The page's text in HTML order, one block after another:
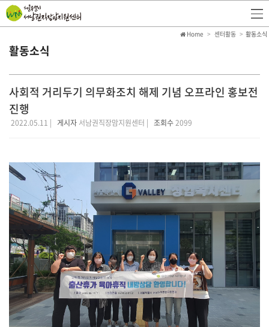
활동소식
Home 센터활동 활동소식
사회적 거리두기 의무화조치 해제 기념 오프라인 홍보전
진행
2022.05.11 | 게시자 서남권직장맘지원센터 | 조회수2099